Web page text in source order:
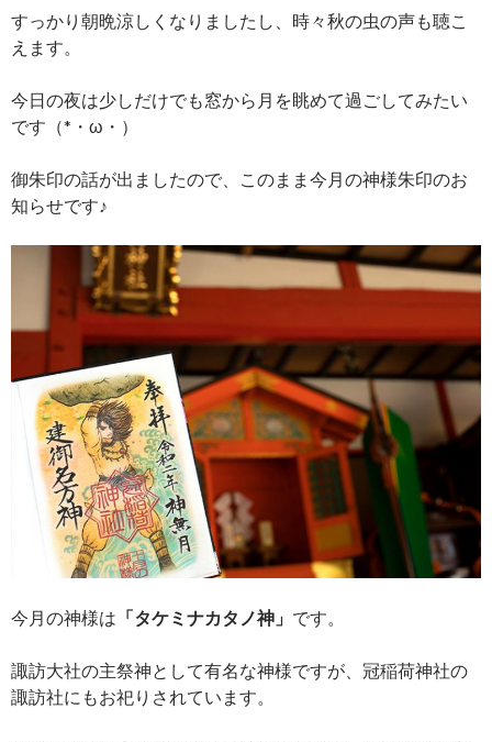
すっかり朝晩涼しくなりましたし、時々秋の虫の声も聴こ
えます。
今日の夜は少しだけでも窓から月を眺めて過ごしてみたい
です（*・ω・）
御朱印の話が出ましたので、このまま今月の神様朱印のお
知らせです♪
今月の神様は 「タケミナカタノ神」 です。
諏訪大社の主祭神として有名な神様ですが、冠稲荷神社の
諏訪社にもお祀りされています。